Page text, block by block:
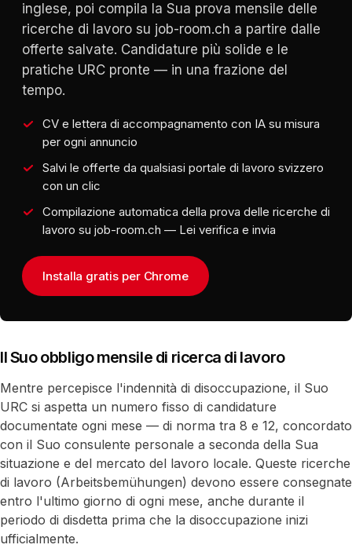
inglese, poi compila la Sua prova mensile delle
ricerche di lavoro su job-room.ch a partire dalle
offerte salvate. Candidature più solide e le
pratiche URC pronte — in una frazione del
tempo.
CV e lettera di accompagnamento con IA su misura
per ogni annuncio
Salvi le offerte da qualsiasi portale di lavoro svizzero
con un clic
Compilazione automatica della prova delle ricerche di
lavoro su job-room.ch — Lei verifica e invia
Installa gratis per Chrome
Il Suo obbligo mensile di ricerca di lavoro
Mentre percepisce l'indennità di disoccupazione, il Suo
URC si aspetta un numero fisso di candidature
documentate ogni mese — di norma tra 8 e 12, concordato
con il Suo consulente personale a seconda della Sua
situazione e del mercato del lavoro locale. Queste ricerche
di lavoro (Arbeitsbemühungen) devono essere consegnate
entro l'ultimo giorno di ogni mese, anche durante il
periodo di disdetta prima che la disoccupazione inizi
ufficialmente.